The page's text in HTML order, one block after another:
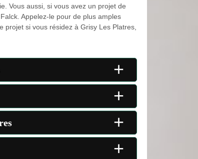
Vous aussi, si vous avez un projet de
Appelez-le pour de plus amples
projet si vous résidez à Grisy Les Platres,
+
+
+
+